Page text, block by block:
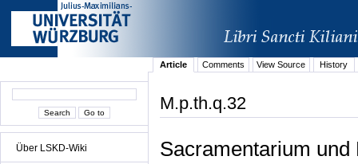
Über LSKD-Wiki
Article Comments View Source History
M.p.th.q.32
Sacramentarium